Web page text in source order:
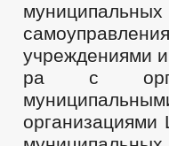
учреждениями
ра с
организациями